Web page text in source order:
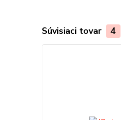
Súvisiaci tovar 4